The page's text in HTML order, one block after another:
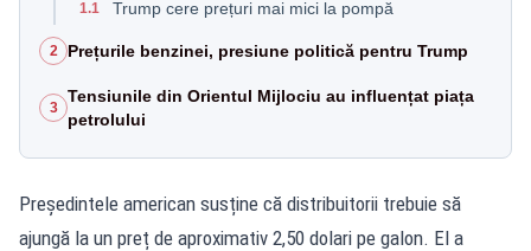
1.1 Trump cere prețuri mai mici la pompă
2 Prețurile benzinei, presiune politică pentru Trump
3
Tensiunile din Orientul Mijlociu au influențat piața
petrolului
Președintele american susține că distribuitorii trebuie să
ajungă la un preț de aproximativ 2,50 dolari pe galon. El a